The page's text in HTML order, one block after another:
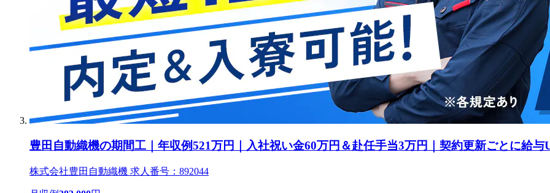
豊田自動織機の期間工｜年収例521万円｜入社祝い金60万円＆赴任手当3万円｜契約更新ごとに給
株式会社豊田自動織機 求人番号：892044